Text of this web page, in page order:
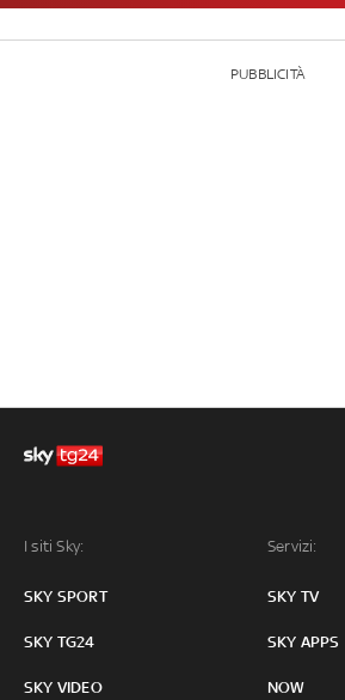
PUBBLICITÀ
I siti Sky:
SKY SPORT
SKY TG24
SKY VIDEO
Servizi:
SKY TV
SKY APPS
NOW